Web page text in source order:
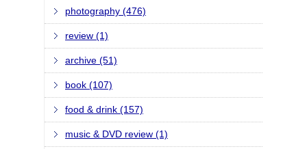
photography (476)
review (1)
archive (51)
book (107)
food & drink (157)
music & DVD review (1)